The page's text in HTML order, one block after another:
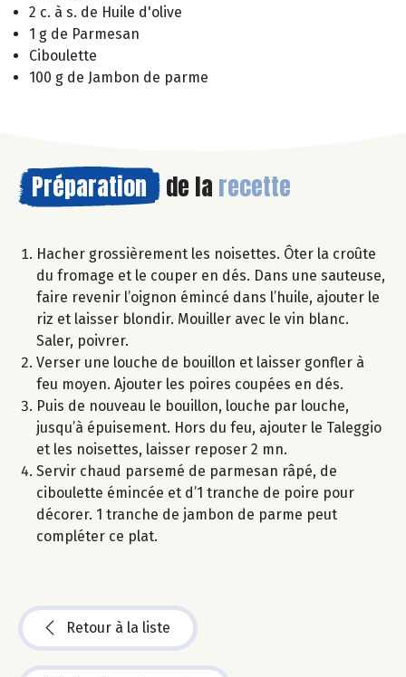
2 c. à s. de Huile d'olive
1 g de Parmesan
Ciboulette
100 g de Jambon de parme
Préparation de la recette
Hacher grossièrement les noisettes. Ôter la croûte
du fromage et le couper en dés. Dans une sauteuse,
faire revenir l’oignon émincé dans l’huile, ajouter le
riz et laisser blondir. Mouiller avec le vin blanc.
Saler, poivrer.
Verser une louche de bouillon et laisser gonfler à
feu moyen. Ajouter les poires coupées en dés.
Puis de nouveau le bouillon, louche par louche,
jusqu’à épuisement. Hors du feu, ajouter le Taleggio
et les noisettes, laisser reposer 2 mn.
Servir chaud parsemé de parmesan râpé, de
ciboulette émincée et d’1 tranche de poire pour
décorer. 1 tranche de jambon de parme peut
compléter ce plat.
Retour à la liste